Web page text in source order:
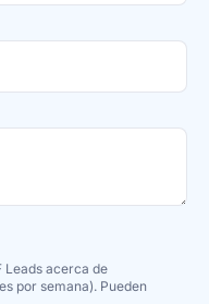
Leads acerca de
por semana). Pueden